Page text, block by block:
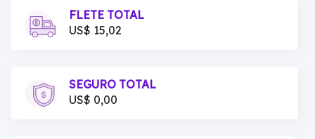
FLETE TOTAL
US$ 15,02
SEGURO TOTAL
US$ 0,00